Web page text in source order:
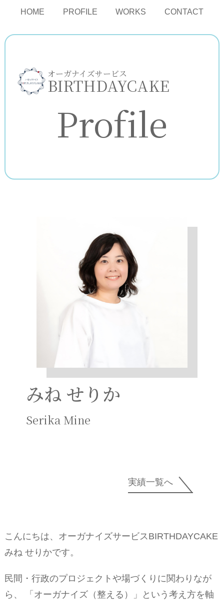
HOME PROFILE WORKS CONTACT
オーガナイズサービス
BIRTHDAYCAKE
Profile
みね せりか
Serika Mine
実績一覧へ
こんにちは、オーガナイズサービスBIRTHDAYCAKE
みね せりかです。
民間・行政のプロジェクトや場づくりに関わりなが
ら、 「オーガナイズ（整える）」という考え方を軸